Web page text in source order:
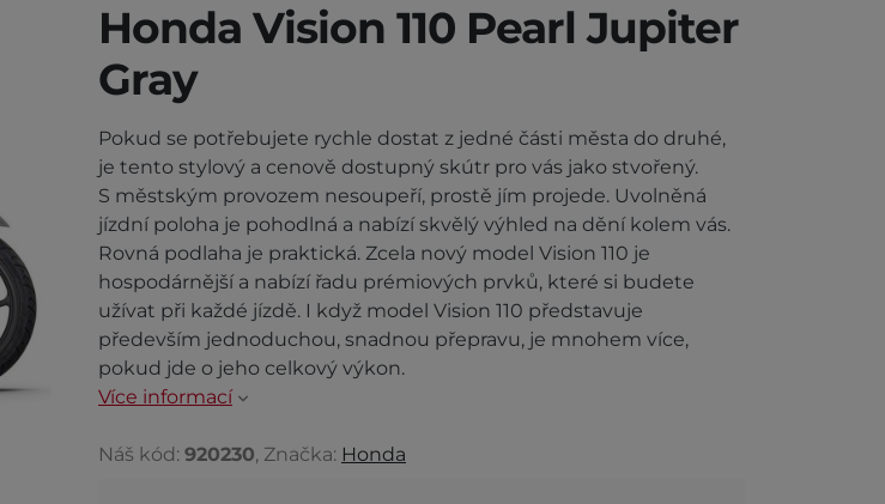
Honda Vision 110 Pearl Jupiter
Gray
Pokud se potřebujete rychle dostat z jedné části města do druhé,
je tento stylový a cenově dostupný skútr pro vás jako stvořený.
S městským provozem nesoupeří, prostě jím projede. Uvolněná
jízdní poloha je pohodlná a nabízí skvělý výhled na dění kolem vás.
Rovná podlaha je praktická. Zcela nový model Vision 110 je
hospodárnější a nabízí řadu prémiových prvků, které si budete
užívat při každé jízdě. I když model Vision 110 představuje
především jednoduchou, snadnou přepravu, je mnohem více,
pokud jde o jeho celkový výkon.
Více informací
Náš kód: 920230, Značka: Honda